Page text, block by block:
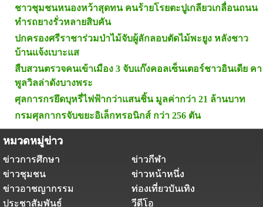
ชาวชุมชนหนองหว้าสุดทน คนร้ายโรยตะปูเกลียวเกลื่อนถนน
ทำรถยางรั่วหลายสิบคัน
ปกครองศรีราชาร่วมป่าไม้จับผู้ลักลอบตัดไม้พะยูง หลังชาว
บ้านแจ้งเบาะแส
สืบสวนตรวจคนเข้าเมือง 3 จับแก๊งคอลเซ็นเตอร์ชาวอินเดีย คา
พูลวิลล่าดังบางพระ
ศุลการกรยึดบุหรี่ไฟฟ้ากว่าแสนชิ้น มูลค่ากว่า 21 ล้านบาท
กรมศุลกากรจับขยะอิเล็กทรอนิกส์ กว่า 256 ตัน
หมวดหมู่ข่าว
ข่าวการศึกษา
ข่าวกีฬา
ข่าวชุมชน
ข่าวหน้าหนึ่ง
ข่าวอาชญากรรม
ท่องเที่ยวบันเทิง
ประชาสัมพันธ์
วีดีโอ